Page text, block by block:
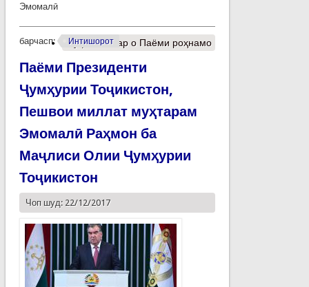
Эмомалӣ
барчасп: Интишорот
Муфассалтар о Паёми роҳнамо
Паёми Президенти
Ҷумҳурии Тоҷикистон,
Пешвои миллат муҳтарам
Эмомалӣ Раҳмон ба
Маҷлиси Олии Ҷумҳурии
Тоҷикистон
Чоп шуд: 22/12/2017